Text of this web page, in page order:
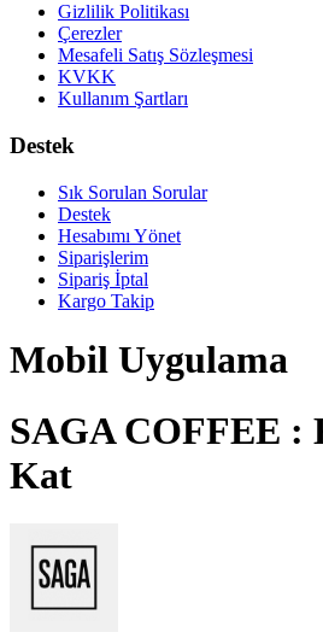
Gizlilik Politikası
Çerezler
Mesafeli Satış Sözleşmesi
KVKK
Kullanım Şartları
Destek
Sık Sorulan Sorular
Destek
Hesabımı Yönet
Siparişlerim
Sipariş İptal
Kargo Takip
Mobil Uygulama
SAGA COFFEE :
Kat